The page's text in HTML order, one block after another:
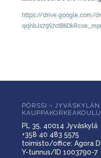
https://drive.google.com/
PÖRSSI –
PL 35, 40014 Jyväskylä
+358 40 483 5575
toimisto/office: Agora
Y-tunnus/ID 1003790-7